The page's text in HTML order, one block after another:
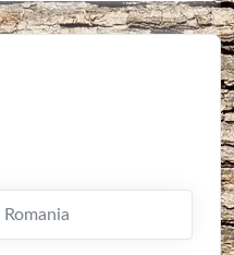
Romania